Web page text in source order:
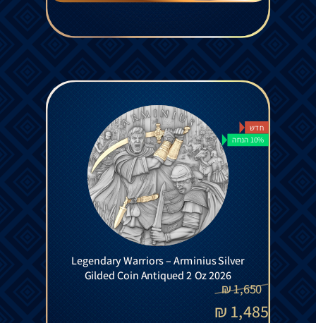
חדש
10% הנחה
Legendary Warriors – Arminius Silver
Gilded Coin Antiqued 2 Oz 2026
1,650
₪
1,485
₪